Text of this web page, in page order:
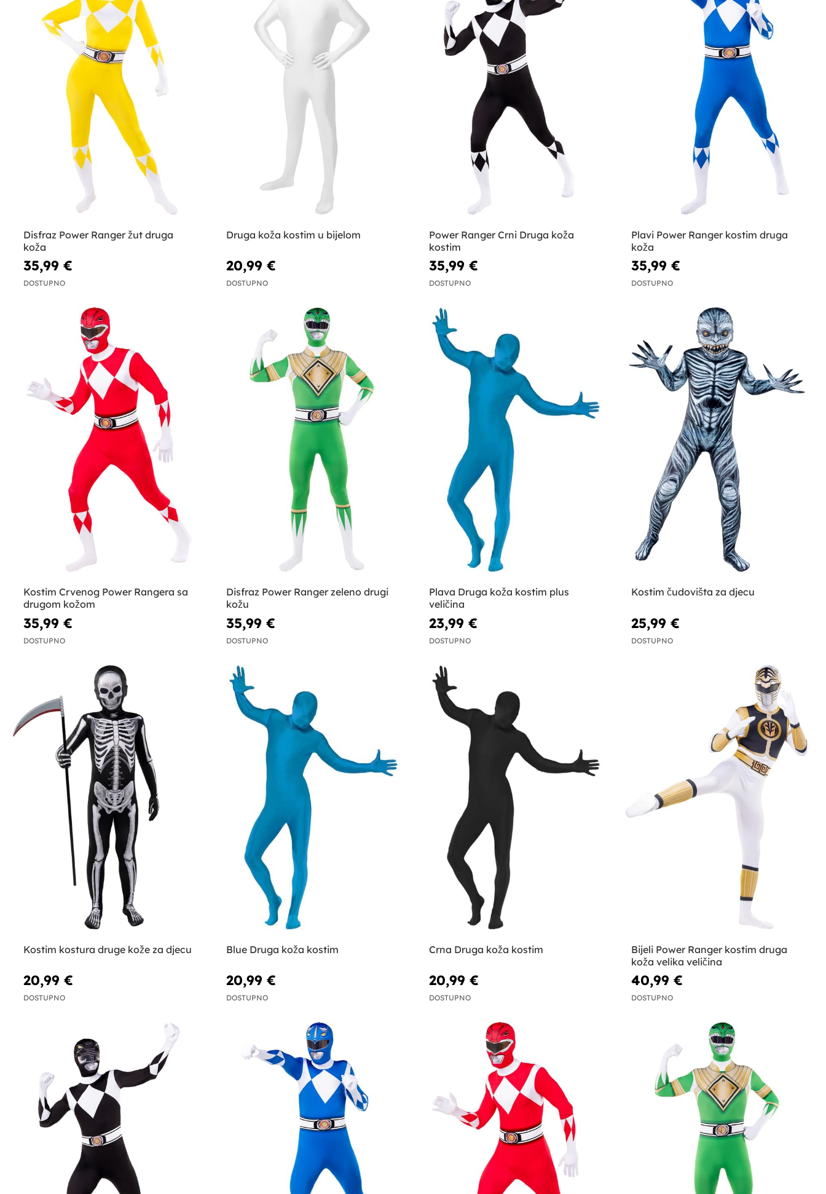
Disfraz Power Ranger žut druga
koža
35,99 €
DOSTUPNO
Druga koža kostim u bijelom
20,99 €
DOSTUPNO
Power Ranger Crni Druga koža
kostim
35,99 €
DOSTUPNO
Plavi Power Ranger kostim druga
koža
35,99 €
DOSTUPNO
Kostim Crvenog Power Rangera sa
drugom kožom
35,99 €
DOSTUPNO
Disfraz Power Ranger zeleno drugi
kožu
35,99 €
DOSTUPNO
Plava Druga koža kostim plus
veličina
23,99 €
DOSTUPNO
Kostim čudovišta za djecu
25,99 €
DOSTUPNO
Kostim kostura druge kože za djecu
20,99 €
DOSTUPNO
Blue Druga koža kostim
20,99 €
DOSTUPNO
Crna Druga koža kostim
20,99 €
DOSTUPNO
Bijeli Power Ranger kostim druga
koža velika veličina
40,99 €
DOSTUPNO